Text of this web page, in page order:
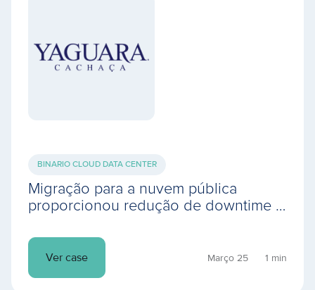
BINARIO CLOUD DATA CENTER
Migração para a nuvem pública
proporcionou redução de downtime e
computacional
Ver case Março 25 1 min